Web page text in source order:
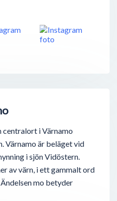
centralort i Värnamo
Värnamo är beläget vid
i sjön Vidöstern.
av värn, i ett gammalt ord
mo betyder